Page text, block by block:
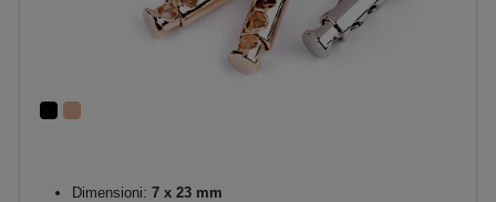
Dimensioni: 7 x 23 mm